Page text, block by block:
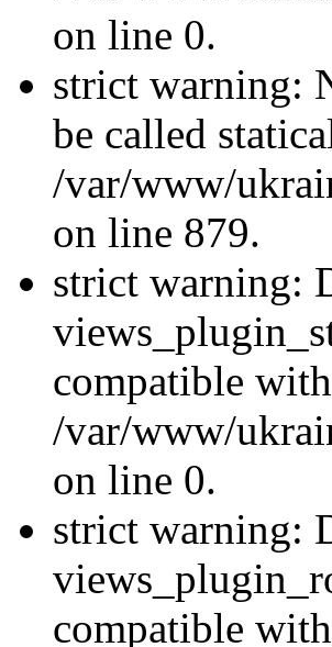
on line 0.
strict warning:
be called
/var/www/
on line 879.
strict warning:
compatible
/var/www/
on line 0.
strict warning:
compatible